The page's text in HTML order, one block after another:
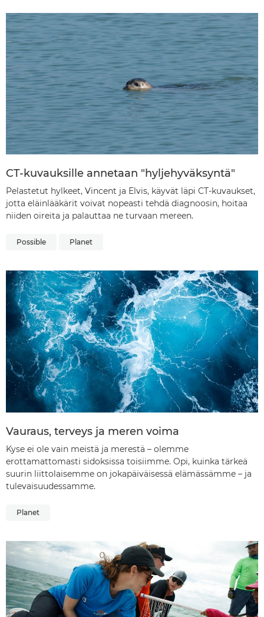
CT-kuvauksille annetaan "hyljehyväksyntä"
Pelastetut hylkeet, Vincent ja Elvis, käyvät läpi CT-kuvaukset,
jotta eläinlääkärit voivat nopeasti tehdä diagnoosin, hoitaa
niiden oireita ja palauttaa ne turvaan mereen.
Possible Planet
Vauraus, terveys ja meren voima
Kyse ei ole vain meistä ja merestä – olemme
erottamattomasti sidoksissa toisiimme. Opi, kuinka tärkeä
suurin liittolaisemme on jokapäiväisessä elämässämme – ja
tulevaisuudessamme.
Planet